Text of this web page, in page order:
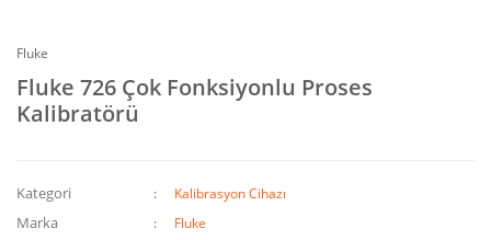
Fluke
Fluke 726 Çok Fonksiyonlu Proses
Kalibratörü
Kategori Kalibrasyon Cihazı
Marka Fluke